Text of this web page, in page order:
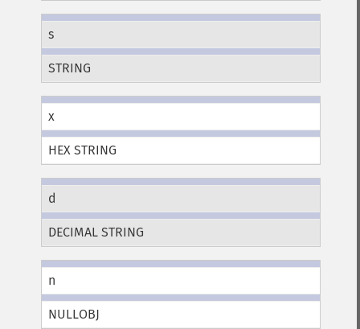
s
STRING
x
HEX STRING
d
DECIMAL STRING
n
NULLOBJ